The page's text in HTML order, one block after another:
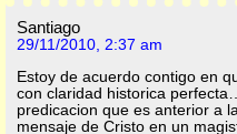
Santiago
29/11/2010, 2:37 am
Estoy de acuerdo contigo en
con claridad historica
predicacion que es anterior a
mensaje de Cristo en un